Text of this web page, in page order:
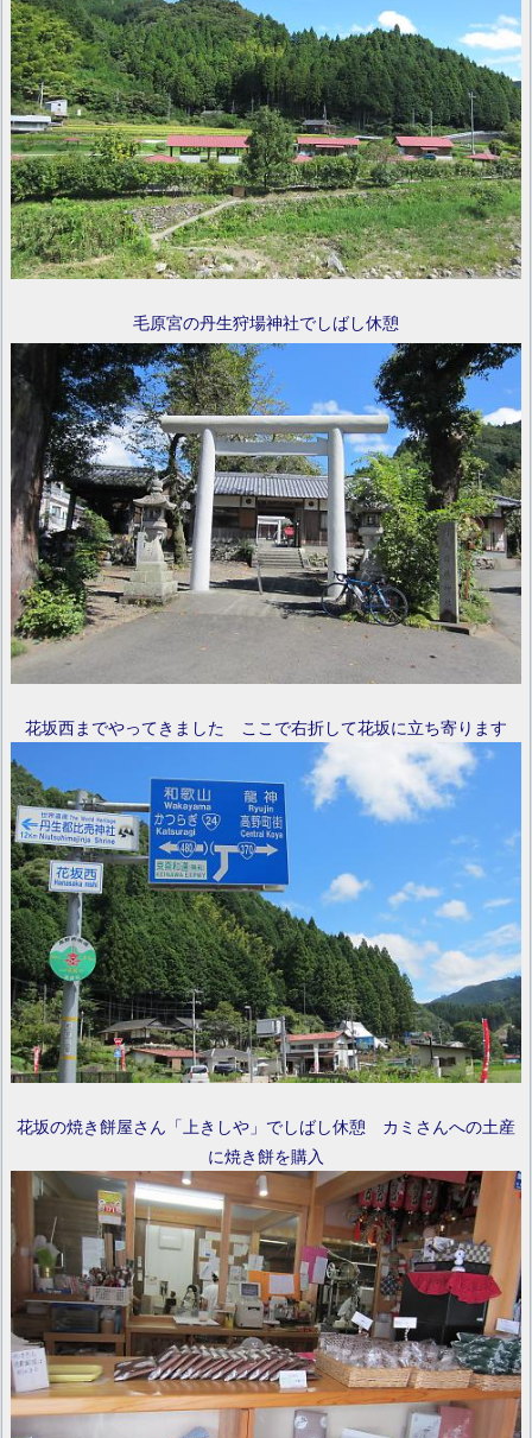
毛原宮の丹生狩場神社でしばし休憩
花坂西までやってきました ここで右折して花坂に立ち寄ります
花坂の焼き餅屋さん「上きしや」でしばし休憩 カミさんへの土産
に焼き餅を購入